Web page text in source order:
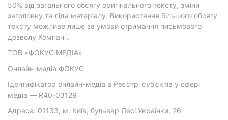
50% від загального обсягу оригінального тексту, зміни
заголовку та ліда матеріалу. Використання більшого обсягу
тексту можливе лише за умови отримання письмового
дозволу Компанії.
ТОВ «ФОКУС МЕДІА»
Онлайн-медіа ФОКУС
Ідентифікатор онлайн-медіа в Реєстрі суб’єктів у сфері
медіа — R40-03129
Адреса: 01133, м. Київ, бульвар Лесі Українки, 26